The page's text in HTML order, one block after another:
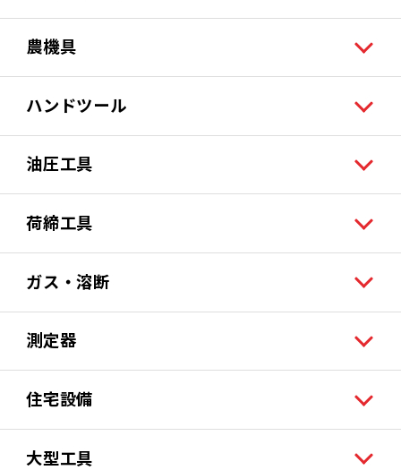
農機具
ハンドツール
油圧工具
荷締工具
ガス・溶断
測定器
住宅設備
大型工具